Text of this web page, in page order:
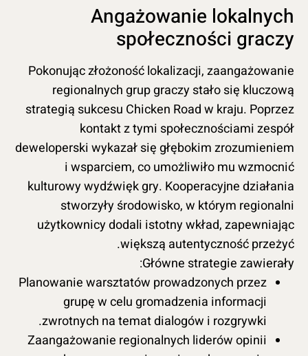
Angażowanie lokalnych
społeczności graczy
Pokonując złożoność lokalizacji, zaangażowanie
regionalnych grup graczy stało się kluczową
strategią sukcesu Chicken Road w kraju. Poprzez
kontakt z tymi społecznościami zespół
deweloperski wykazał się głębokim zrozumieniem
i wsparciem, co umożliwiło mu wzmocnić
kulturowy wydźwięk gry. Kooperacyjne działania
stworzyły środowisko, w którym regionalni
użytkownicy dodali istotny wkład, zapewniając
większą autentyczność przeżyć.
Główne strategie zawierały:
Planowanie warsztatów prowadzonych przez
grupę w celu gromadzenia informacji
zwrotnych na temat dialogów i rozgrywki.
Zaangażowanie regionalnych liderów opinii